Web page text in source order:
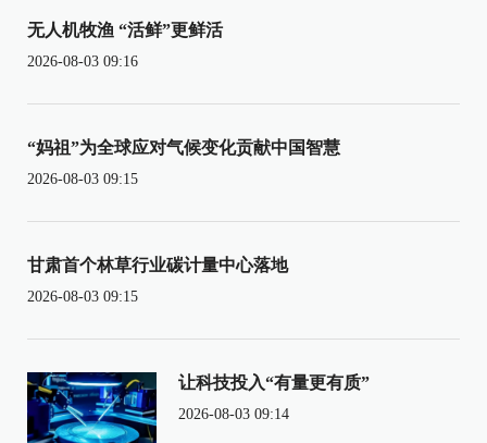
无人机牧渔 “活鲜”更鲜活
2026-08-03 09:16
“妈祖”为全球应对气候变化贡献中国智慧
2026-08-03 09:15
甘肃首个林草行业碳计量中心落地
2026-08-03 09:15
让科技投入“有量更有质”
2026-08-03 09:14